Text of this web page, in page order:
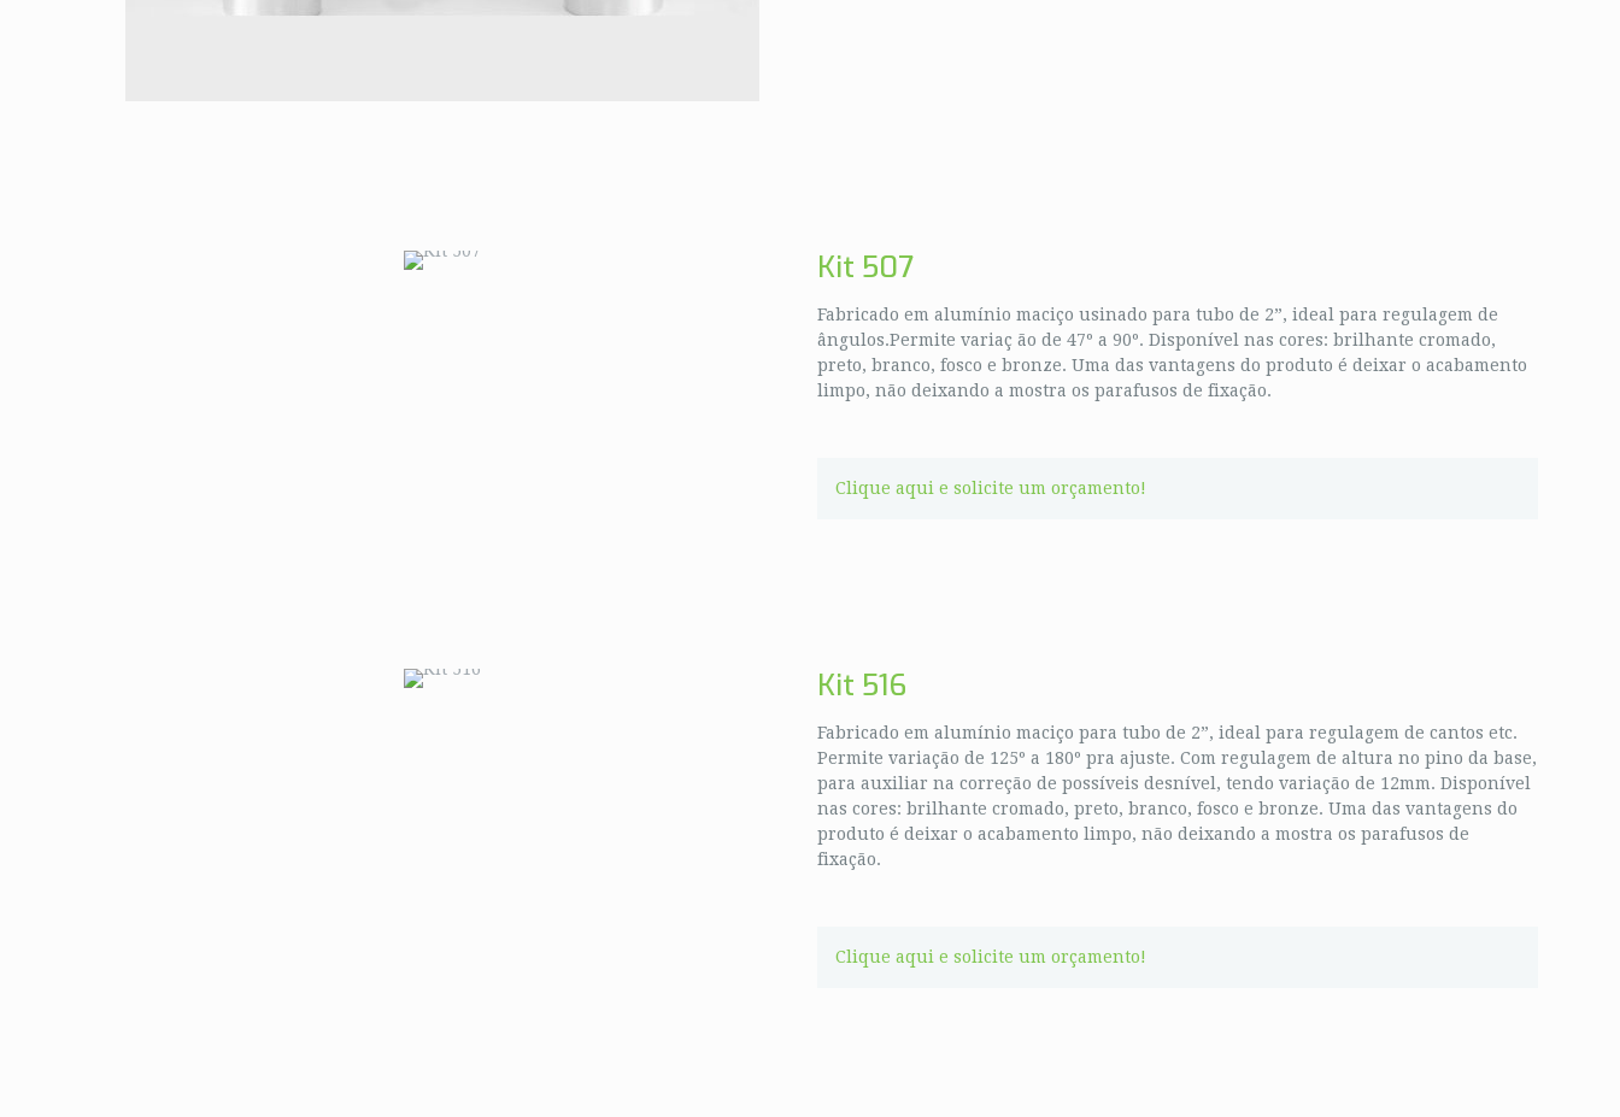
Kit 507
Fabricado em alumínio maciço usinado para tubo de 2”, ideal para regulagem de
ângulos.Permite variaç ão de 47º a 90º. Disponível nas cores: brilhante cromado,
preto, branco, fosco e bronze. Uma das vantagens do produto é deixar o acabamento
limpo, não deixando a mostra os parafusos de fixação.
Clique aqui e solicite um orçamento!
Kit 516
Fabricado em alumínio maciço para tubo de 2”, ideal para regulagem de cantos etc.
Permite variação de 125º a 180º pra ajuste. Com regulagem de altura no pino da base,
para auxiliar na correção de possíveis desnível, tendo variação de 12mm. Disponível
nas cores: brilhante cromado, preto, branco, fosco e bronze. Uma das vantagens do
produto é deixar o acabamento limpo, não deixando a mostra os parafusos de
fixação.
Clique aqui e solicite um orçamento!